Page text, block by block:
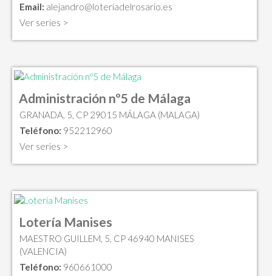
Email: alejandro@loteriadelrosario.es
Ver series >
Administración nº5 de Málaga
GRANADA, 5, CP 29015 MÁLAGA (MALAGA)
Teléfono: 952212960
Ver series >
Lotería Manises
MAESTRO GUILLEM, 5, CP 46940 MANISES
(VALENCIA)
Teléfono: 960661000